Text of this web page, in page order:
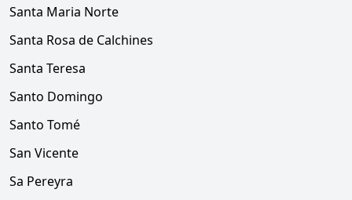
Santa Maria Norte
Santa Rosa de Calchines
Santa Teresa
Santo Domingo
Santo Tomé
San Vicente
Sa Pereyra